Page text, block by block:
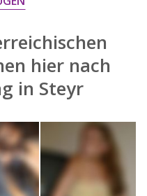
hier nach
in Steyr